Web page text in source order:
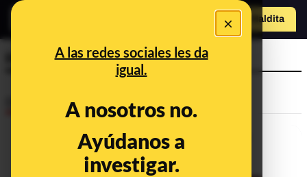
×
A las redes sociales les da
igual.
A nosotros no.
Ayúdanos a
investigar.
Hazte Maldita
Hospital Severo Ochoa